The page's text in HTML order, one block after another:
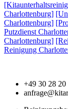
Charlottenburg]
Charlottenburg]
Putzdienst
Charlottenburg]
Reinigung
+49 30 28 20